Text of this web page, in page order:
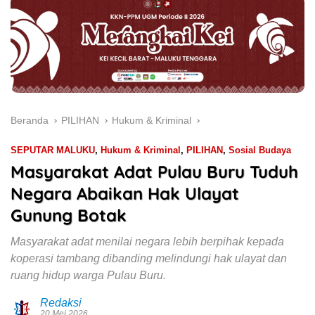
Beranda PILIHAN Hukum & Kriminal
SEPUTAR MALUKU, Hukum & Kriminal , PILIHAN, Sosial Budaya
Masyarakat Adat Pulau Buru Tuduh
Negara Abaikan Hak Ulayat
Gunung Botak
Masyarakat adat menilai negara lebih berpihak kepada
koperasi tambang dibanding melindungi hak ulayat dan
ruang hidup warga Pulau Buru.
Redaksi